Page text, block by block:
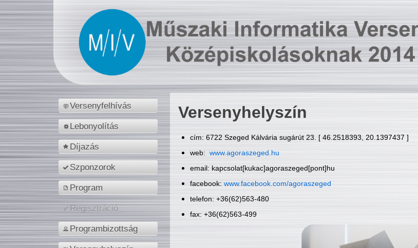
Versenyfelhívás
Lebonyolítás
Díjazás
Szponzorok
Program
Regisztráció
Programbizottság
Versenyhelyszín
cím: 6722 Szeged Kálvária sugárút 23. [ 46.2518393, 20.1397437 ]
web: www.agoraszeged.hu
email: kapcsolat[kukac]agoraszeged[pont]hu
facebook: www.facebook.com/agoraszeged
telefon: +36(62)563-480
fax: +36(62)563-499